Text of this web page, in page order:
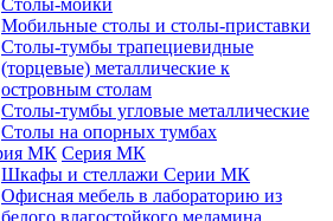
Столы-мойки
Мобильные столы и столы-приставки
Столы-тумбы трапециевидные
(торцевые) металлические к
островным столам
Столы-тумбы угловые металлические
Столы на опорных тумбах
Серия МК
Шкафы и стеллажи Серии МК
Офисная мебель в лабораторию из
белого влагостойкого меламина